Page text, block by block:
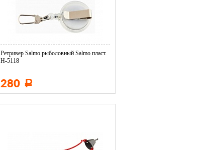
Ретривер Salmo рыболовный Salmo пласт.
H-5118
280 Р